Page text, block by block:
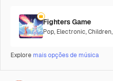
Fighters Game
Pop, Electronic,Children,
Explore mais opções de música